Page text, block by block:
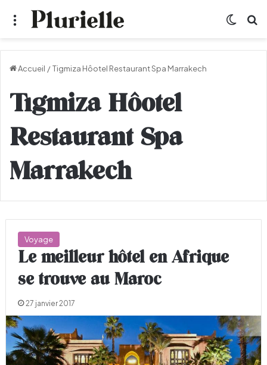
Menu
Accueil /Tigmiza Hôotel Restaurant Spa Marrakech
Tigmiza Hôotel
Restaurant Spa
Marrakech
Voyage
Le meilleur hôtel en Afrique
se trouve au Maroc
27 janvier 2017